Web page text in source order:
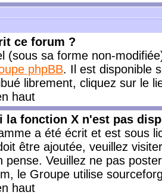
ce forum ?
(sous sa forme non-
phpBB. Il est disponible
librement, cliquez sur le
haut
la fonction X n'est pas
a été écrit et est sous
être ajoutée, veuillez
pense. Veuillez ne pas
le Groupe utilise
haut